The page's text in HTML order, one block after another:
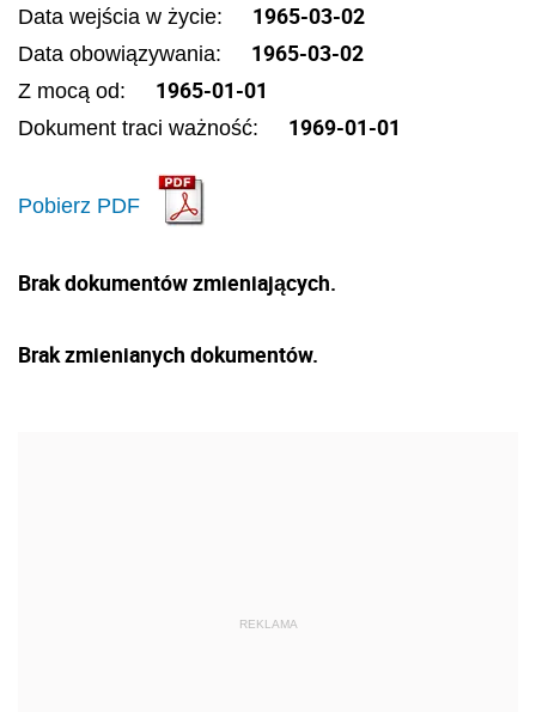
Data wejścia w życie: 1965-03-02
Data obowiązywania: 1965-03-02
Z mocą od: 1965-01-01
Dokument traci ważność: 1969-01-01
Pobierz PDF
Brak dokumentów zmieniających.
Brak zmienianych dokumentów.